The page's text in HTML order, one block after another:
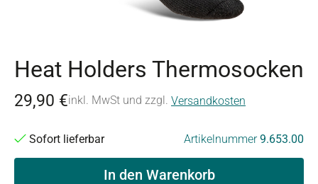
Heat Holders Thermosocken
29,90 €inkl. MwSt und zzgl. Versandkosten
Sofort lieferbar Artikelnummer9.653.00
In den Warenkorb